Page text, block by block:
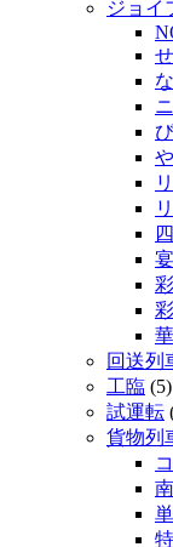
ジョイ
宴
華
回送列
工臨 (5)
試運転
貨物列